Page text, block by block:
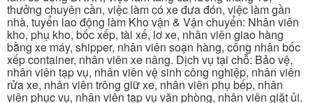
thưởng chuyên cần, việc làm có xe đưa đón, việc làm gần
nhà, tuyển lao động làm Kho vận & Vận chuyển: Nhân viên
kho, phụ kho, bốc xếp, tài xế, lơ xe, nhân viên giao hàng
bằng xe máy, shipper, nhân viên soạn hàng, công nhân bốc
xếp container, nhân viên xe nâng. Dịch vụ tại chỗ: Bảo vệ,
nhân viên tạp vụ, nhân viên vệ sinh công nghiệp, nhân viên
rửa xe, nhân viên trông giữ xe, nhân viên phụ bếp, nhân
viên phục vụ, nhân viên tạp vụ văn phòng, nhân viên giặt ủi.